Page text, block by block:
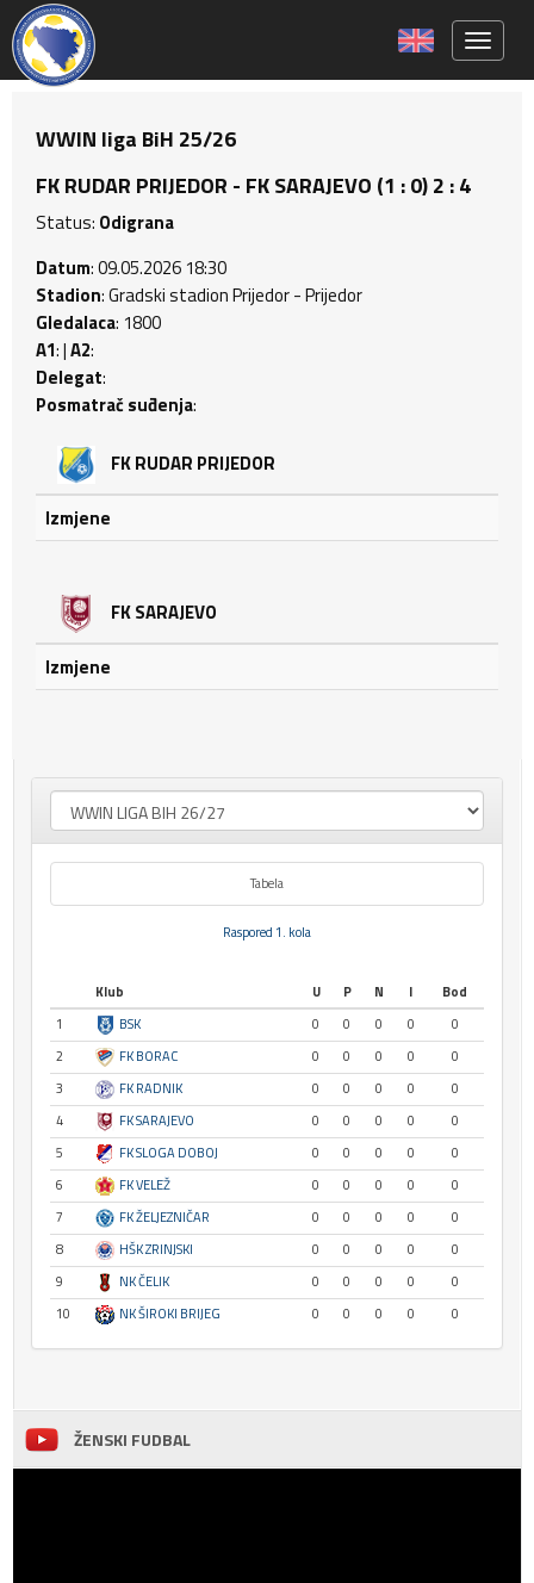
WWIN liga BiH 25/26
FK RUDAR PRIJEDOR - FK SARAJEVO (1 : 0) 2 : 4
Status: Odigrana
Datum: 09.05.2026 18:30
Stadion: Gradski stadion Prijedor - Prijedor
Gledalaca: 1800
A1: |A2:
Delegat:
Posmatrač suđenja:
FK RUDAR PRIJEDOR
Izmjene
FK SARAJEVO
Izmjene
Tabela
Raspored 1. kola
Klub U P N I
Bod
1
BSK 0 0 0 0
0
2
FK BORAC 0 0 0 0
0
3
FK RADNIK 0 0 0 0
0
4
FK SARAJEVO 0 0 0 0
0
5
FK SLOGA DOBOJ 0 0 0 0
0
6
FK VELEŽ 0 0 0 0
0
7
FK ŽELJEZNIČAR 0 0 0 0
0
8
HŠK ZRINJSKI 0 0 0 0
0
9
NK ČELIK 0 0 0 0
0
10
NK ŠIROKI BRIJEG 0 0 0 0 0
ŽENSKI FUDBAL